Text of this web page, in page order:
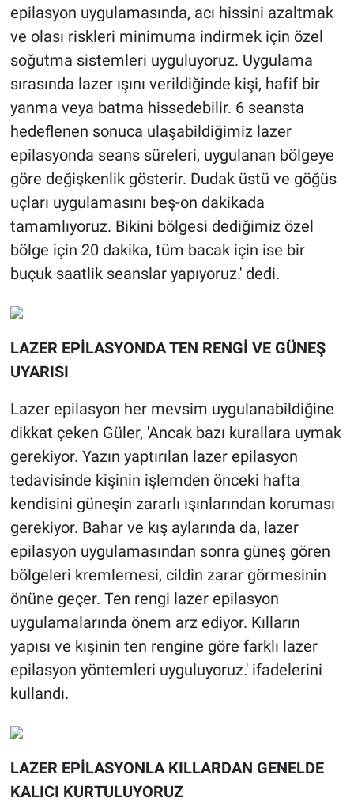
epilasyon uygulamasında, acı hissini azaltmak
ve olası riskleri minimuma indirmek için özel
soğutma sistemleri uyguluyoruz. Uygulama
sırasında lazer ışını verildiğinde kişi, hafif bir
yanma veya batma hissedebilir. 6 seansta
hedeflenen sonuca ulaşabildiğimiz lazer
epilasyonda seans süreleri, uygulanan bölgeye
göre değişkenlik gösterir. Dudak üstü ve göğüs
uçları uygulamasını beş-on dakikada
tamamlıyoruz. Bikini bölgesi dediğimiz özel
bölge için 20 dakika, tüm bacak için ise bir
buçuk saatlik seanslar yapıyoruz.' dedi.
LAZER EPİLASYONDA TEN RENGİ VE GÜNEŞ
UYARISI
Lazer epilasyon her mevsim uygulanabildiğine
dikkat çeken Güler, 'Ancak bazı kurallara uymak
gerekiyor. Yazın yaptırılan lazer epilasyon
tedavisinde kişinin işlemden önceki hafta
kendisini güneşin zararlı ışınlarından koruması
gerekiyor. Bahar ve kış aylarında da, lazer
epilasyon uygulamasından sonra güneş gören
bölgeleri kremlemesi, cildin zarar görmesinin
önüne geçer. Ten rengi lazer epilasyon
uygulamalarında önem arz ediyor. Kılların
yapısı ve kişinin ten rengine göre farklı lazer
epilasyon yöntemleri uyguluyoruz.' ifadelerini
kullandı.
LAZER EPİLASYONLA KILLARDAN GENELDE
KALICI KURTULUYORUZ